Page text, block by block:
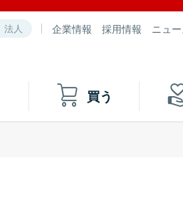
法人 企業情報 採用情報 ニュ
買う